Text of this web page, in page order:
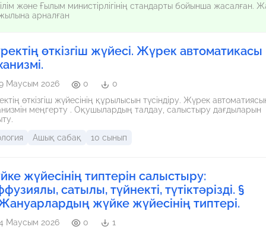
және Ғылым министірлігінің стандарты бойынша жасалған.
арналған
өткізгіш жүйесі. Жүрек автоматикасы
Маусым 2026 0
0
өткізгіш жүйесінің құрылысын түсіндіру. Жүрек автоматиясының
. Оқушылардың талдау, салыстыру дағдыларын
Ашық сабақ 10 сынып
жүйесінің типтерін салыстыру:
сатылы, түйнекті, түтіктәрізді. §
жүйке жүйесінің типтері.
Маусым 2026 0
1